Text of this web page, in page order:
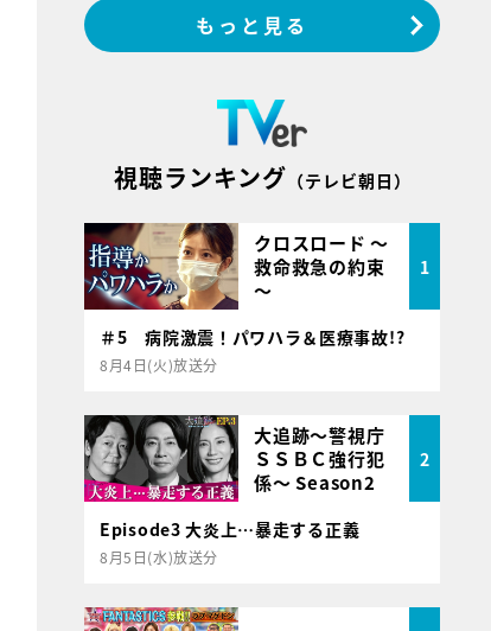
もっと見る
視聴ランキング （テレビ朝日）
クロスロード ～
救命救急の約束
～
1
＃5 病院激震！パワハラ＆医療事故!?
8月4日(火)放送分
大追跡～警視庁
ＳＳＢＣ強行犯
係～ Season2
2
Episode3 大炎上…暴走する正義
8月5日(水)放送分